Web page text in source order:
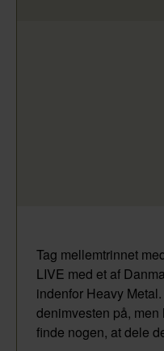
Tag mellemtrinnet
LIVE med et af
indenfor Heavy
denimvesten på,
finde nogen, at dele